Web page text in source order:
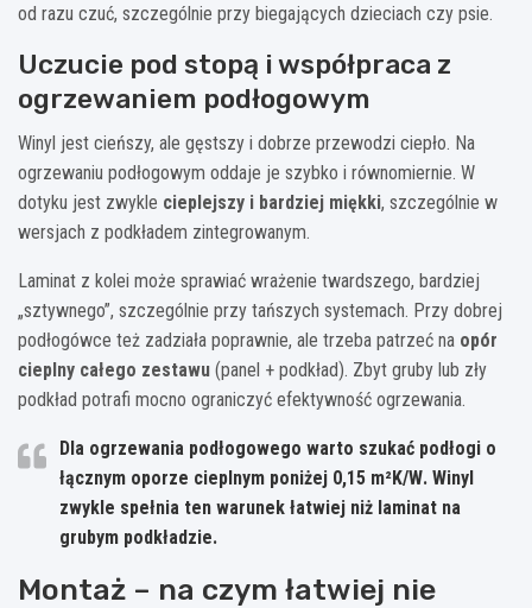
od razu czuć, szczególnie przy biegających dzieciach czy psie.
Uczucie pod stopą i współpraca z
ogrzewaniem podłogowym
Winyl jest cieńszy, ale gęstszy i dobrze przewodzi ciepło. Na
ogrzewaniu podłogowym oddaje je szybko i równomiernie. W
dotyku jest zwykle cieplejszy i bardziej miękki, szczególnie w
wersjach z podkładem zintegrowanym.
Laminat z kolei może sprawiać wrażenie twardszego, bardziej
„sztywnego”, szczególnie przy tańszych systemach. Przy dobrej
podłogówce też zadziała poprawnie, ale trzeba patrzeć na opór
cieplny całego zestawu (panel + podkład). Zbyt gruby lub zły
podkład potrafi mocno ograniczyć efektywność ogrzewania.
Dla ogrzewania podłogowego warto szukać podłogi o
łącznym oporze cieplnym poniżej 0,15 m²K/W. Winyl
zwykle spełnia ten warunek łatwiej niż laminat na
grubym podkładzie.
Montaż – na czym łatwiej nie